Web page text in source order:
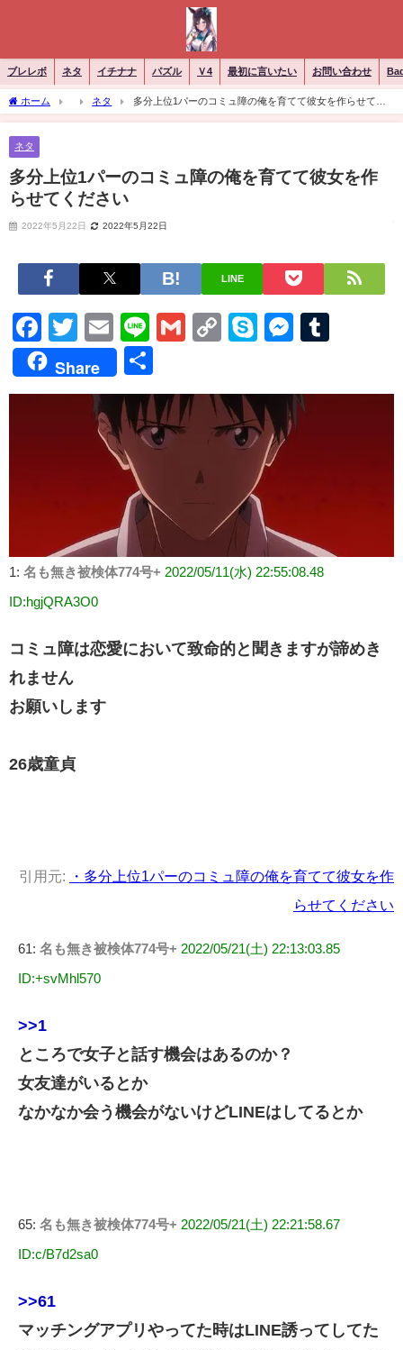
ブレレボ ネタ イチナナ パズル Ｖ4 最初に言いたい お問い合わせ
ホーム ネタ
多分上位1パーのコミュ障の俺を育てて彼女を作らせてく
ださい
ネタ
多分上位1パーのコミュ障の俺を育てて彼女を作
らせてください
2022年5月22日 2022年5月22日
LINE
Facebook
Twitter
EmailLineGmailCopySkype
Share
有
1: 名も無き被検体774号+ 2022/05/11(水) 22:55:08.48
ID:hgjQRA3O0
コミュ障は恋愛において致命的と聞きますが諦めき
れません
お願いします
26歳童貞
引用元:
・多分上位1パーのコミュ障の俺を育てて彼女を作
らせてください
61: 名も無き被検体774号+ 2022/05/21(土) 22:13:03.85
ID:+svMhl570
>>1
ところで女子と話す機会はあるのか？
女友達がいるとか
なかなか会う機会がないけどLINEはしてるとか
65: 名も無き被検体774号+ 2022/05/21(土) 22:21:58.67
ID:c/B7d2sa0
>>61
マッチングアプリやってた時はLINE誘ってしてた